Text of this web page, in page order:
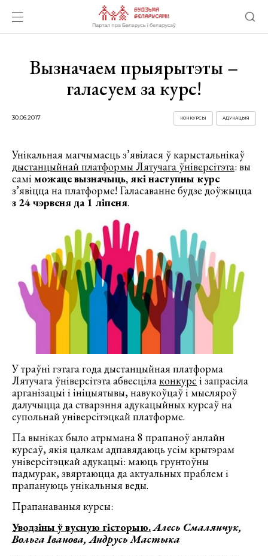
Вызначаем прыярытэты –
галасуем за курс!
30.06.2017 АДУКАЦЫЯ
КОНКУРСЫ
Унікальная магчымасць з’явілася ў карыстальнікаў
дыстанцыйнай платформы Лятучага ўніверсітэта: вы
саміможаце вызначыць, які наступны курс
з’явіцца на платформе! Галасаванне будзе доўжыцца
з 24 чэрвеня да 1 ліпеня.
У траўні гэтага года дыстанцыйная платформа
Лятучага ўніверсітэта абвесцілаконкурс і запрасіла
арганізацыі і ініцыятывы, навукоўцаў і мысляроў
далучыцца да стварэння адукацыйных курсаў на
супольнай універсітэцкай платформе.
Па выніках было атрымана 8 прапаноў анлайн
курсаў, якія цалкам адпавядаюць усім крытэрам
універсітэцкай адукацыі: маюць грунтоўны
падмурак, звяртаюцца да актуальных праблем і
прапануюць унікальныя веды.
Прапанаваныя курсы:
Уводзіны ў вусную гісторыю.Алесь Смалянчук,
Вольга Іванова, Андрусь Мастыка